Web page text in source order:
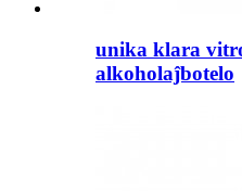
unika klara
alkoholaĵbotelo